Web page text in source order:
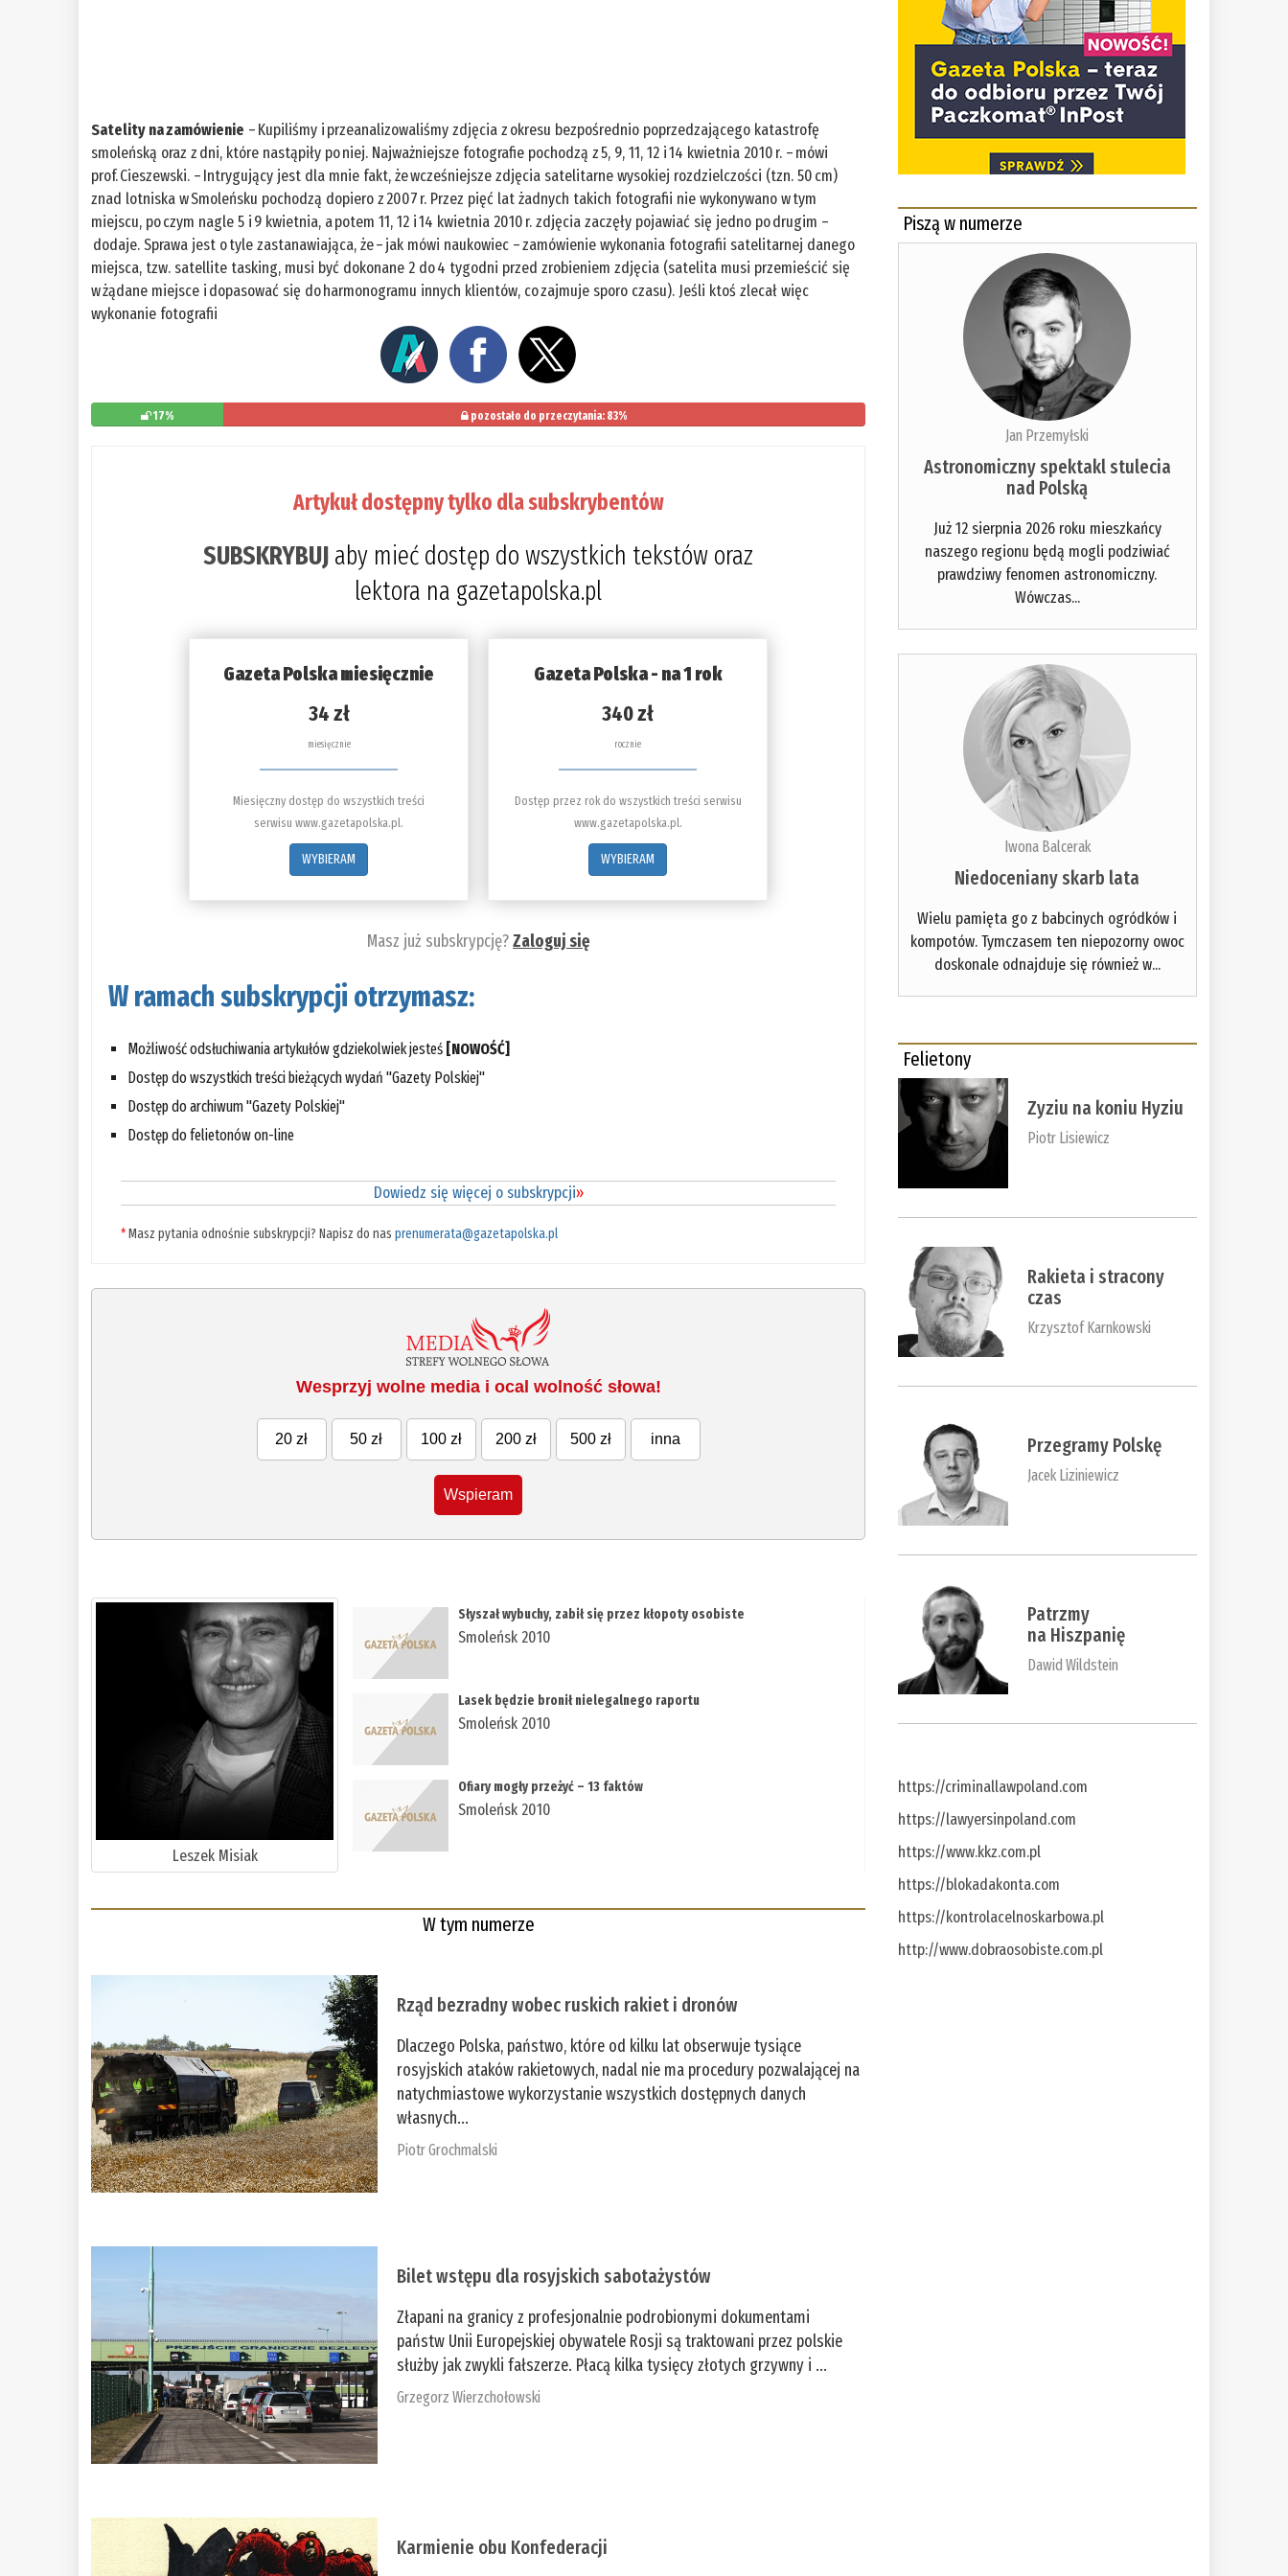
Satelity na zamówienie – Kupiliśmy i przeanalizowaliśmy zdjęcia z okresu bezpośrednio poprzedzającego katastrofę
smoleńską oraz z dni, które nastąpiły po niej. Najważniejsze fotografie pochodzą z 5, 9, 11, 12 i 14 kwietnia 2010 r. – mówi
prof. Cieszewski. – Intrygujący jest dla mnie fakt, że wcześniejsze zdjęcia satelitarne wysokiej rozdzielczości (tzn. 50 cm)
znad lotniska w Smoleńsku pochodzą dopiero z 2007 r. Przez pięć lat żadnych takich fotografii nie wykonywano w tym
miejscu, po czym nagle 5 i 9 kwietnia, a potem 11, 12 i 14 kwietnia 2010 r. zdjęcia zaczęły pojawiać się jedno po drugim –
dodaje. Sprawa jest o tyle zastanawiająca, że – jak mówi naukowiec – zamówienie wykonania fotografii satelitarnej danego
miejsca, tzw. satellite tasking, musi być dokonane 2 do 4 tygodni przed zrobieniem zdjęcia (satelita musi przemieścić się
w żądane miejsce i dopasować się do harmonogramu innych klientów, co zajmuje sporo czasu). Jeśli ktoś zlecał więc
wykonanie fotografii
17% pozostało do przeczytania: 83%
Artykuł dostępny tylko dla subskrybentów
SUBSKRYBUJ aby mieć dostęp do wszystkich tekstów oraz
lektora na gazetapolska.pl
Gazeta Polska miesięcznie
34 zł
miesięcznie
Miesięczny dostęp do wszystkich treści
serwisu www.gazetapolska.pl.
WYBIERAM
Gazeta Polska - na 1 rok
340 zł
rocznie
Dostęp przez rok do wszystkich treści serwisu
www.gazetapolska.pl.
WYBIERAM
Masz już subskrypcję?Zaloguj się
W ramach subskrypcji otrzymasz:
Możliwość odsłuchiwania artykułów gdziekolwiek jesteś [NOWOŚĆ]
Dostęp do wszystkich treści bieżących wydań "Gazety Polskiej"
Dostęp do archiwum "Gazety Polskiej"
Dostęp do felietonów on-line
Dowiedz się więcej o subskrypcji»
*Masz pytania odnośnie subskrypcji? Napisz do nasprenumerata@gazetapolska.pl
Wesprzyj wolne media i ocal wolność słowa!
20 zł 50 zł 100 zł 200 zł 500 zł inna
Wspieram
Leszek Misiak
Słyszał wybuchy, zabił się przez kłopoty osobiste
Smoleńsk 2010
Lasek będzie bronił nielegalnego raportu
Smoleńsk 2010
Ofiary mogły przeżyć – 13 faktów
Smoleńsk 2010
W tym numerze
Rząd bezradny wobec ruskich rakiet i dronów
Dlaczego Polska, państwo, które od kilku lat obserwuje tysiące
rosyjskich ataków rakietowych, nadal nie ma procedury pozwalającej na
natychmiastowe wykorzystanie wszystkich dostępnych danych
własnych...
Piotr Grochmalski
Bilet wstępu dla rosyjskich sabotażystów
Złapani na granicy z profesjonalnie podrobionymi dokumentami
państw Unii Europejskiej obywatele Rosji są traktowani przez polskie
służby jak zwykli fałszerze. Płacą kilka tysięcy złotych grzywny i ...
Grzegorz Wierzchołowski
Karmienie obu Konfederacji
Piszą w numerze
Jan Przemyłski
Astronomiczny spektakl stulecia
nad Polską
Już 12 sierpnia 2026 roku mieszkańcy
naszego regionu będą mogli podziwiać
prawdziwy fenomen astronomiczny.
Wówczas...
Iwona Balcerak
Niedoceniany skarb lata
Wielu pamięta go z babcinych ogródków i
kompotów. Tymczasem ten niepozorny owoc
doskonale odnajduje się również w...
Felietony
Zyziu na koniu Hyziu
Piotr Lisiewicz
Rakieta i stracony
czas
Krzysztof Karnkowski
Przegramy Polskę
Jacek Liziniewicz
Patrzmy
na Hiszpanię
Dawid Wildstein
https://criminallawpoland.com
https://lawyersinpoland.com
https://www.kkz.com.pl
https://blokadakonta.com
https://kontrolacelnoskarbowa.pl
http://www.dobraosobiste.com.pl